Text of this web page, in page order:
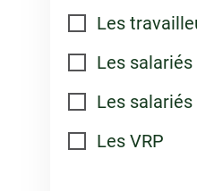
Les
Les salariés
Les
Les VRP